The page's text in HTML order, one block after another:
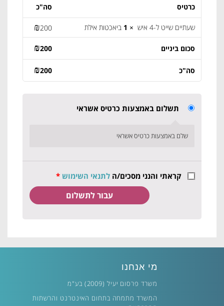
כרטיס סה"כ
שעתיים שייט ל-4 איש × 1 ביאכטות אילת ₪200
סכום ביניים ₪200
סה"כ ₪200
תשלום באמצעות כרטיס אשראי
שלם באמצעות כרטיס אשראי
קראתי והנני מסכים/ה לתנאי השימוש *
מי אנחנו
משרד פרסום יעיל (2009) בע"מ
המשרד מתמחה בתחום האינטרנט והרשתות